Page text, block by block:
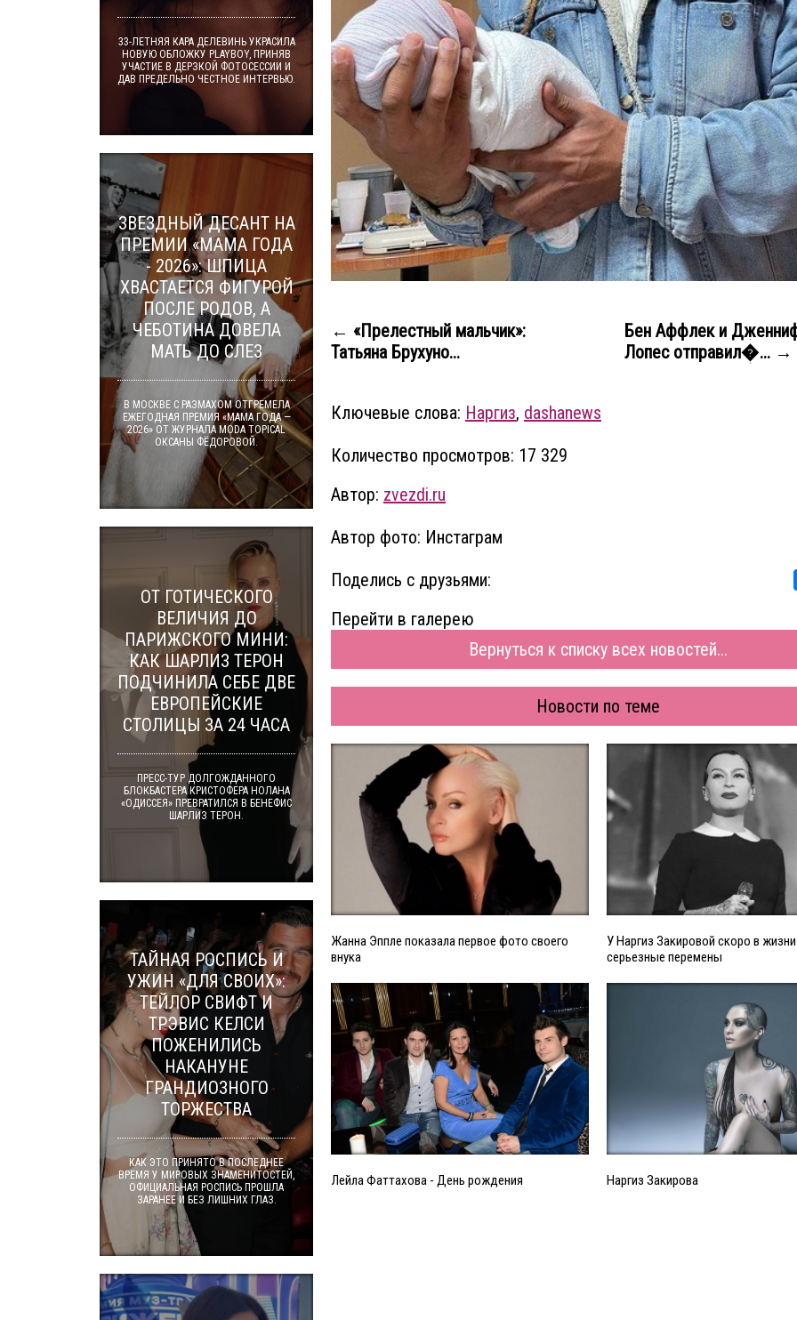
← «Прелестный мальчик»:
Татьяна Брухуно...
Бен Аффлек и
Лопес отправил�... →
Ключевые слова: Наргиз, dashanews
Количество просмотров: 17 329
Автор: zvezdi.ru
Автор фото: Инстаграм
Поделись с друзьями:
Перейти в галерею
Вернуться к списку всех новостей...
Новости по теме
Жанна Эппле показала первое фото своего
внука
У Наргиз Закировой скоро в
серьезные перемены
Лейла Фаттахова - День рождения Наргиз Закирова
33-ЛЕТНЯЯ КАРА ДЕЛЕВИНЬ УКРАСИЛА
НОВУЮ ОБЛОЖКУ PLAYBOY, ПРИНЯВ
УЧАСТИЕ В ДЕРЗКОЙ ФОТОСЕССИИ И
ДАВ ПРЕДЕЛЬНО ЧЕСТНОЕ ИНТЕРВЬЮ.
ЗВЕЗДНЫЙ ДЕСАНТ НА
ПРЕМИИ «МАМА ГОДА
- 2026»: ШПИЦА
ХВАСТАЕТСЯ ФИГУРОЙ
ПОСЛЕ РОДОВ, А
ЧЕБОТИНА ДОВЕЛА
МАТЬ ДО СЛЕЗ
В МОСКВЕ С РАЗМАХОМ ОТГРЕМЕЛА
ЕЖЕГОДНАЯ ПРЕМИЯ «МАМА ГОДА —
2026» ОТ ЖУРНАЛА MODA TOPICAL
ОКСАНЫ ФЁДОРОВОЙ.
ОТ ГОТИЧЕСКОГО
ВЕЛИЧИЯ ДО
ПАРИЖСКОГО МИНИ:
КАК ШАРЛИЗ ТЕРОН
ПОДЧИНИЛА СЕБЕ ДВЕ
ЕВРОПЕЙСКИЕ
СТОЛИЦЫ ЗА 24 ЧАСА
ПРЕСС-ТУР ДОЛГОЖДАННОГО
БЛОКБАСТЕРА КРИСТОФЕРА НОЛАНА
«ОДИССЕЯ» ПРЕВРАТИЛСЯ В БЕНЕФИС
ШАРЛИЗ ТЕРОН.
ТАЙНАЯ РОСПИСЬ И
УЖИН «ДЛЯ СВОИХ»:
ТЕЙЛОР СВИФТ И
ТРЭВИС КЕЛСИ
ПОЖЕНИЛИСЬ
НАКАНУНЕ
ГРАНДИОЗНОГО
ТОРЖЕСТВА
КАК ЭТО ПРИНЯТО В ПОСЛЕДНЕЕ
ВРЕМЯ У МИРОВЫХ ЗНАМЕНИТОСТЕЙ,
ОФИЦИАЛЬНАЯ РОСПИСЬ ПРОШЛА
ЗАРАНЕЕ И БЕЗ ЛИШНИХ ГЛАЗ.